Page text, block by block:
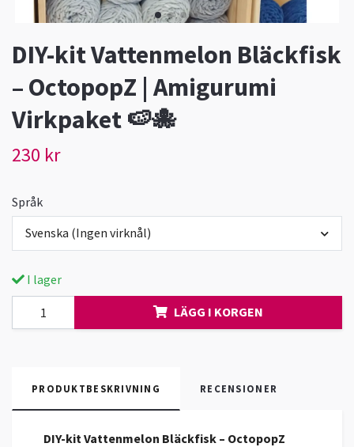
DIY-kit Vattenmelon Bläckfisk
– OctopopZ | Amigurumi
Virkpaket 🍉🐙
230 kr
Språk
Svenska (Ingen virknål)
I lager
LÄGG I KORGEN
PRODUKTBESKRIVNING RECENSIONER
DIY-kit Vattenmelon Bläckfisk – OctopopZ